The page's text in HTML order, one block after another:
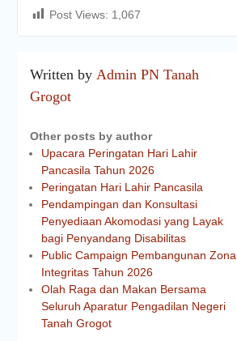
Post Views: 1,067
Written by Admin PN Tanah
Grogot
Other posts by author
Upacara Peringatan Hari Lahir
Pancasila Tahun 2026
Peringatan Hari Lahir Pancasila
Pendampingan dan Konsultasi
Penyediaan Akomodasi yang Layak
bagi Penyandang Disabilitas
Public Campaign Pembangunan Zona
Integritas Tahun 2026
Olah Raga dan Makan Bersama
Seluruh Aparatur Pengadilan Negeri
Tanah Grogot